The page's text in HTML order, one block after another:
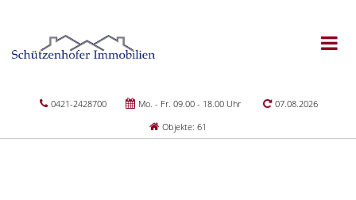
0421-2428700 Mo. - Fr. 09.00 - 18.00 Uhr
07.08.2026
Objekte: 61